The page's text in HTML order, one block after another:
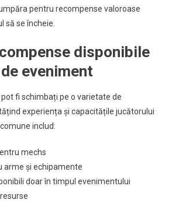
pentru recompense valoroase
să se încheie.
disponibile
eveniment
fi schimbați pe o varietate de
experiența și capacitățile jucătorului
includ:
mechs
arme și echipamente
doar în timpul evenimentului